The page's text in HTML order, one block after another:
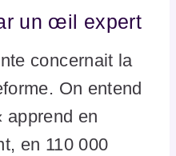
un œil expert
concernait la
On entend
apprend en
en 110 000